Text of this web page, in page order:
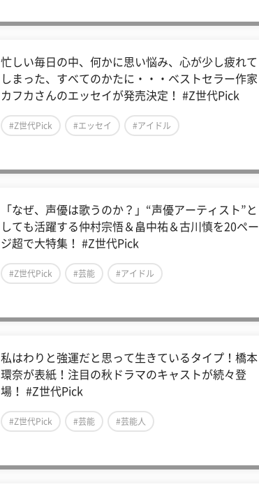
忙しい毎日の中、何かに思い悩み、心が少し疲れて
しまった、すべてのかたに・・・ベストセラー作家
カフカさんのエッセイが発売決定！ #Z世代Pick
#Z世代Pick #エッセイ #アイドル
「なぜ、声優は歌うのか？」“声優アーティスト”と
しても活躍する仲村宗悟＆畠中祐＆古川慎を20ペー
ジ超で大特集！ #Z世代Pick
#Z世代Pick #芸能 #アイドル
私はわりと強運だと思って生きているタイプ！橋本
環奈が表紙！注目の秋ドラマのキャストが続々登
場！ #Z世代Pick
#Z世代Pick #芸能 #芸能人